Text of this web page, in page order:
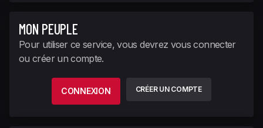
MON PEUPLE
Pour utiliser ce service, vous devrez vous connecter
ou créer un compte.
CONNEXION CRÉER UN COMPTE